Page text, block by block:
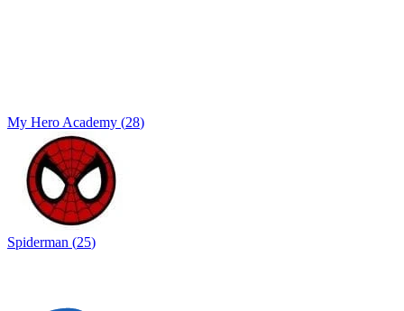
My Hero Academy (28)
Spiderman (25)